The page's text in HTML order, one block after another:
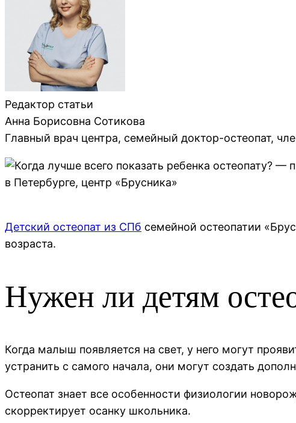
Редактор статьи
Анна Борисовна Сотикова
Главный врач центра, семейный доктор-остеопат,
Детский остеопат из СПб семейной остеопатии
возраста.
Нужен ли детям
Когда малыш появляется на свет, у него могут
устранить с самого начала, они могут создать
Остеопат знает все особенности физиологии
скорректирует осанку школьника.